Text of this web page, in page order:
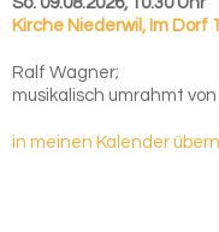
Kirche Niederwil , Im Dorf
Ralf Wagner;
musikalisch umrahmt
in meinen Kalender